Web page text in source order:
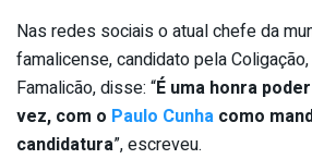
Nas redes sociais o atual chefe da
famalicense, candidato pela
Famalicão, disse: “É uma honra
vez, com o Paulo Cunha como
candidatura”, escreveu.